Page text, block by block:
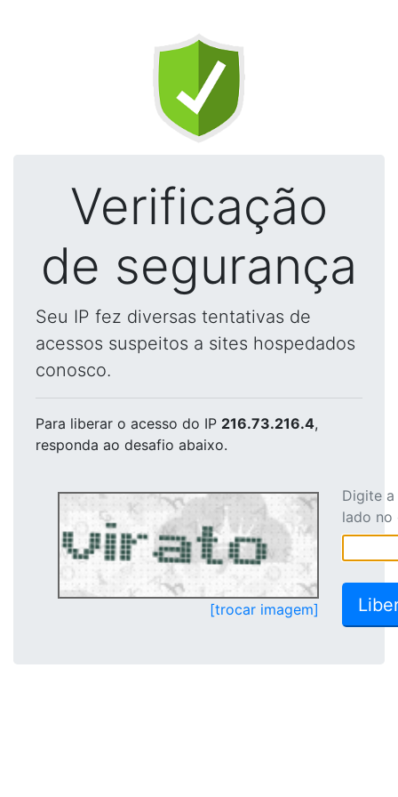
Verificação
de segurança
Seu IP fez diversas tentativas de
acessos suspeitos a sites hospedados
conosco.
Para liberar o acesso do IP 216.73.216.4,
responda ao desafio abaixo.
[trocar imagem]
Digite
lado no